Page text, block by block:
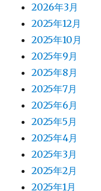
2026年3月
2025年12月
2025年10月
2025年9月
2025年8月
2025年7月
2025年6月
2025年5月
2025年4月
2025年3月
2025年2月
2025年1月